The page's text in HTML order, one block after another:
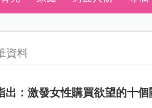
資料
出：激發女性購買欲望的十